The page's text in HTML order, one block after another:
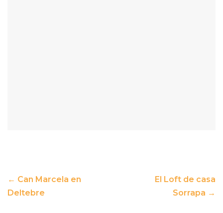
Post
navigation
← Can Marcela en
Deltebre
El Loft de casa
Sorrapa →